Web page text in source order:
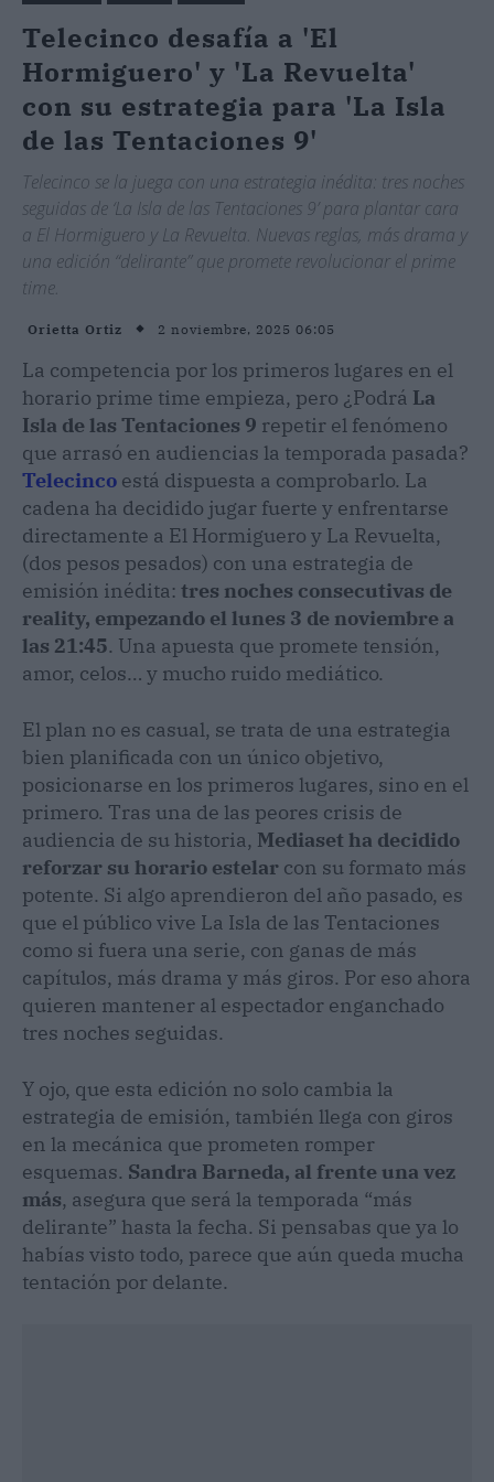
Telecinco desafía a 'El
Hormiguero' y 'La Revuelta'
con su estrategia para 'La Isla
de las Tentaciones 9'
Telecinco se la juega con una estrategia inédita: tres noches
seguidas de ‘La Isla de las Tentaciones 9’ para plantar cara
a El Hormiguero y La Revuelta. Nuevas reglas, más drama y
una edición “delirante” que promete revolucionar el prime
time.
Orietta Ortiz 2 noviembre, 2025 06:05
La competencia por los primeros lugares en el
horario prime time empieza, pero ¿Podrá La
Isla de las Tentaciones 9 repetir el fenómeno
que arrasó en audiencias la temporada pasada?
Telecinco está dispuesta a comprobarlo. La
cadena ha decidido jugar fuerte y enfrentarse
directamente a El Hormiguero y La Revuelta,
(dos pesos pesados) con una estrategia de
emisión inédita: tres noches consecutivas de
reality, empezando el lunes 3 de noviembre a
las 21:45. Una apuesta que promete tensión,
amor, celos… y mucho ruido mediático.
El plan no es casual, se trata de una estrategia
bien planificada con un único objetivo,
posicionarse en los primeros lugares, sino en el
primero. Tras una de las peores crisis de
audiencia de su historia, Mediaset ha decidido
reforzar su horario estelar con su formato más
potente. Si algo aprendieron del año pasado, es
que el público vive La Isla de las Tentaciones
como si fuera una serie, con ganas de más
capítulos, más drama y más giros. Por eso ahora
quieren mantener al espectador enganchado
tres noches seguidas.
Y ojo, que esta edición no solo cambia la
estrategia de emisión, también llega con giros
en la mecánica que prometen romper
esquemas. Sandra Barneda, al frente una vez
más, asegura que será la temporada “más
delirante” hasta la fecha. Si pensabas que ya lo
habías visto todo, parece que aún queda mucha
tentación por delante.